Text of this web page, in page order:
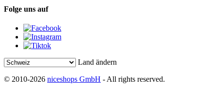
Folge uns auf
Land ändern
© 2010-2026 niceshops GmbH - All rights reserved.